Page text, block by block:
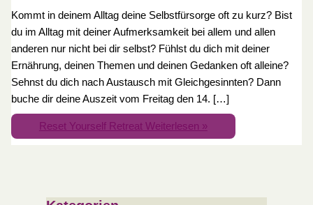
Kommt in deinem Alltag deine Selbstfürsorge oft zu kurz? Bist
du im Alltag mit deiner Aufmerksamkeit bei allem und allen
anderen nur nicht bei dir selbst? Fühlst du dich mit deiner
Ernährung, deinen Themen und deinen Gedanken oft alleine?
Sehnst du dich nach Austausch mit Gleichgesinnten? Dann
buche dir deine Auszeit vom Freitag den 14. […]
Reset Yourself RetreatWeiterlesen »